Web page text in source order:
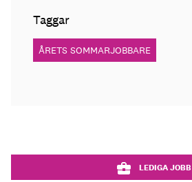
Taggar
ÅRETS SOMMARJOBBARE
LEDIGA JOBB